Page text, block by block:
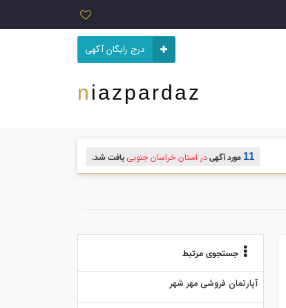
درج رایگان آگهی
niazpardaz
11 مورد آگهیدر استان خراسان جنوبی یافت شد.
جستجوی مرتبط
آپارتمان فروشی مهر شهر